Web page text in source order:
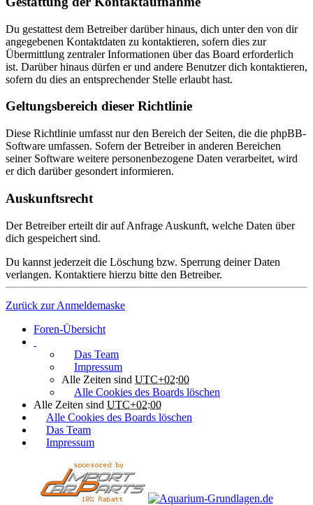
Du gestattest dem Betreiber darüber hinaus, dich unter den von dir
angegebenen Kontaktdaten zu kontaktieren, sofern dies zur
Übermittlung zentraler Informationen über das Board erforderlich
ist. Darüber hinaus dürfen er und andere Benutzer dich kontaktieren,
sofern du dies an entsprechender Stelle erlaubt hast.
Geltungsbereich dieser Richtlinie
Diese Richtlinie umfasst nur den Bereich der Seiten, die die phpBB-
Software umfassen. Sofern der Betreiber in anderen Bereichen
seiner Software weitere personenbezogene Daten verarbeitet, wird
er dich darüber gesondert informieren.
Auskunftsrecht
Der Betreiber erteilt dir auf Anfrage Auskunft, welche Daten über
dich gespeichert sind.
Du kannst jederzeit die Löschung bzw. Sperrung deiner Daten
verlangen. Kontaktiere hierzu bitte den Betreiber.
Zurück zur Anmeldemaske
Foren-Übersicht
Das Team
Impressum
Alle Zeiten sind UTC+02:00
Alle Cookies des Boards löschen
Alle Zeiten sind UTC+02:00
Alle Cookies des Boards löschen
Das Team
Impressum